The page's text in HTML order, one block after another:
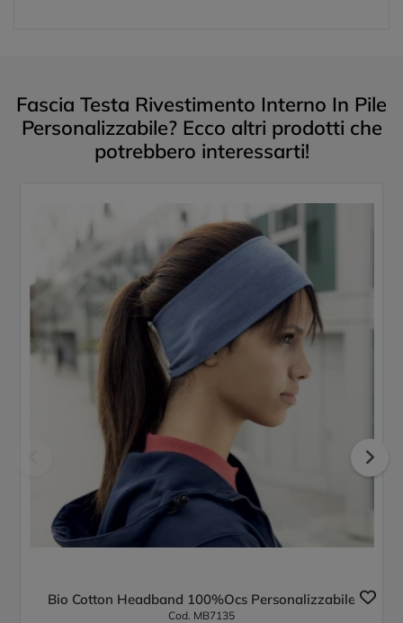
Fascia Testa Rivestimento Interno In Pile
Personalizzabile? Ecco altri prodotti che
potrebbero interessarti!
Bio Cotton Headband 100%Ocs Personalizzabile
Cod. MB7135